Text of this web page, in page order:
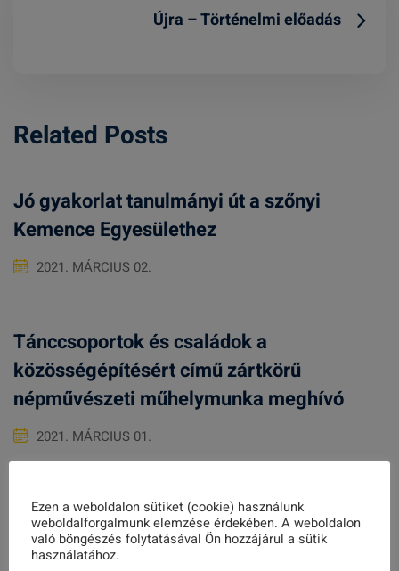
Újra – Történelmi előadás
Related Posts
Jó gyakorlat tanulmányi út a szőnyi
Kemence Egyesülethez
2021. MÁRCIUS 02.
Tánccsoportok és családok a
közösségépítésért című zártkörű
népművészeti műhelymunka meghívó
2021. MÁRCIUS 01.
Ezen a weboldalon sütiket (cookie) használunk
weboldalforgalmunk elemzése érdekében. A weboldalon
való böngészés folytatásával Ön hozzájárul a sütik
használatához.